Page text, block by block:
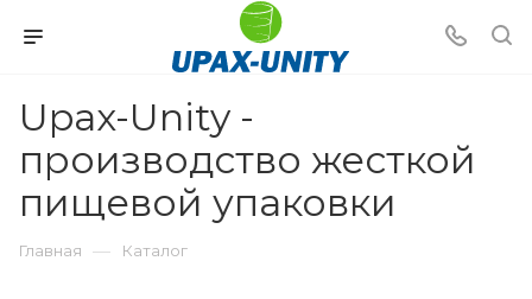
Upax-Unity -
производство жесткой
пищевой упаковки
Главная — Каталог